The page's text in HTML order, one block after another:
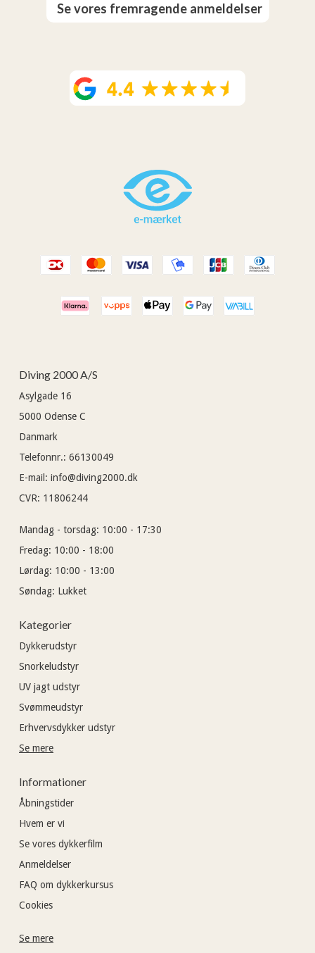
Se vores fremragende anmeldelser
Diving 2000 A/S
Asylgade 16
5000 Odense C
Danmark
Telefonnr.: 66130049
E-mail : info@diving2000.dk
CVR: 11806244
Mandag - torsdag: 10:00 - 17:30
Fredag: 10:00 - 18:00
Lørdag: 10:00 - 13:00
Søndag: Lukket
Kategorier
Dykkerudstyr
Snorkeludstyr
UV jagt udstyr
Svømmeudstyr
Erhvervsdykker udstyr
Se mere
Informationer
Åbningstider
Hvem er vi
Se vores dykkerfilm
Anmeldelser
FAQ om dykkerkursus
Cookies
Se mere